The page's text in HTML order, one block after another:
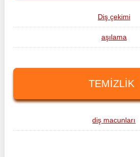
Diş çekimi
aşılama
TEMIZLIK
diş macunları